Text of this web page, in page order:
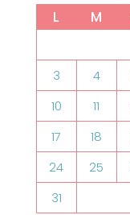
L M
3
4
10
11
17
18
24
25
31